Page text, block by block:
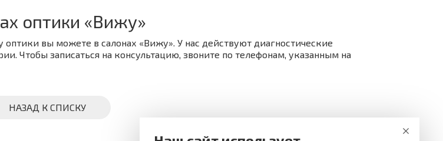
оптики «Вижу»
вы можете в салонах «Вижу». У нас действуют диагностические
Чтобы записаться на консультацию, звоните по телефонам, указанным на
НАЗАД К СПИСКУ